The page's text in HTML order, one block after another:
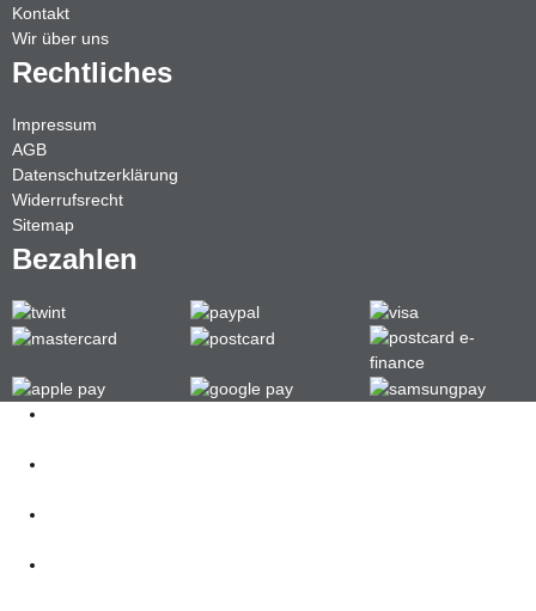
Kontakt
Wir über uns
Rechtliches
Impressum
AGB
Datenschutzerklärung
Widerrufsrecht
Sitemap
Bezahlen